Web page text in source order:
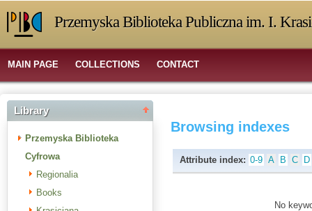
Przemyska Biblioteka Publiczna im. I.
MAIN PAGE COLLECTIONS CONTACT
Library
Przemyska Biblioteka
Cyfrowa
Regionalia
Books
Browsing indexes
Attribute index: 0-9 A B C D
No